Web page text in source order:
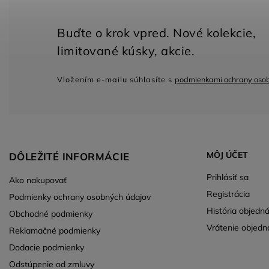
DÔLEŽITÉ INFORMÁCIE
Ako nakupovať
Podmienky ochrany osobných údajov
Obchodné podmienky
Reklamačné podmienky
Dodacie podmienky
Odstúpenie od zmluvy
MÔJ ÚČET
Prihlásiť sa
Registrácia
História
Vrátenie
Vložením e-mailu súhlasíte s podmienkami ochrany